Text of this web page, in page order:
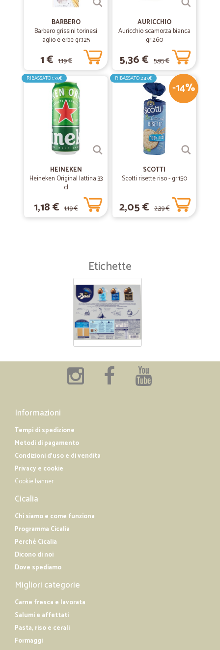
BARBERO
Barbero grissini torinesi
aglio e erbe gr.125
1 € 1,19 €
AURICCHIO
Auricchio scamorza bianca
gr.260
5,36 € 5,95 €
RIBASSATO1,35€
HEINEKEN
Heineken Original lattina 33
cl
1,18 € 1,19 €
-14%
RIBASSATO2,45€
SCOTTI
Scotti risette riso - gr.150
2,05 € 2,39 €
Etichette
Informazioni
Tempi di spedizione
Metodi di pagamento
Condizioni d'uso e di vendita
Privacy e cookie
Cookie banner
Cicalia
Chi siamo e come funziona
Programma Cicalia
Perché Cicalia
Dicono di noi
Dove spediamo
Migliori categorie
Carne fresca e lavorata
Salumi e affettati
Pasta, riso e cerali
Formaggi